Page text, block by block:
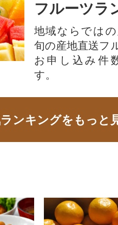
フルーツラ
地域ならでは
旬の産地直送フ
お申し込み件
す。
ランキングをもっと